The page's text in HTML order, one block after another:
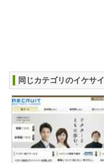
同じカテゴリのイケサイ